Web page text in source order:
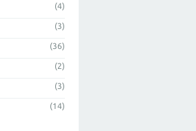
(4)
(3)
(36)
(2)
(3)
(14)